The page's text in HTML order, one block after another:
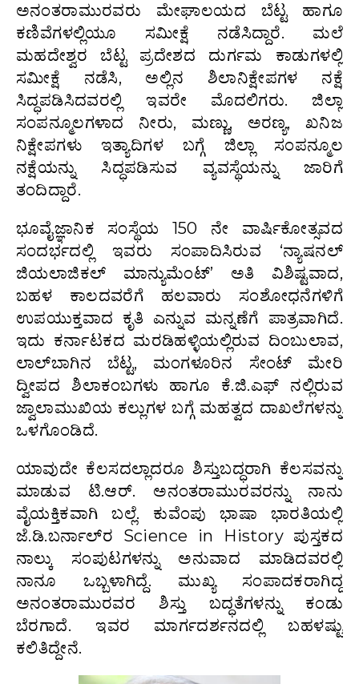
ಅನಂತರಾಮುರವರು ಮೇಘಾಲಯದ ಬೆಟ್ಟ ಹಾಗೂ
ಕಣಿವೆಗಳಲ್ಲಿಯೂ ಸಮೀಕ್ಷೆ ನಡೆಸಿದ್ದಾರೆ. ಮಲೆ
ಮಹದೇಶ್ವರ ಬೆಟ್ಟ ಪ್ರದೇಶದ ದುರ್ಗಮ ಕಾಡುಗಳಲ್ಲಿ
ಸಮೀಕ್ಷೆ ನಡೆಸಿ, ಅಲ್ಲಿನ ಶಿಲಾನಿಕ್ಷೇಪಗಳ ನಕ್ಷೆ
ಸಿದ್ಧಪಡಿಸಿದವರಲ್ಲಿ ಇವರೇ ಮೊದಲಿಗರು. ಜಿಲ್ಲಾ
ಸಂಪನ್ಮೂಲಗಳಾದ ನೀರು, ಮಣ್ಣು, ಅರಣ್ಯ, ಖನಿಜ
ನಿಕ್ಷೇಪಗಳು ಇತ್ಯಾದಿಗಳ ಬಗ್ಗೆ ಜಿಲ್ಲಾ ಸಂಪನ್ಮೂಲ
ನಕ್ಷೆಯನ್ನು ಸಿದ್ಧಪಡಿಸುವ ವ್ಯವಸ್ಥೆಯನ್ನು ಜಾರಿಗೆ
ತಂದಿದ್ದಾರೆ.
ಭೂವೈಜ್ಞಾನಿಕ ಸಂಸ್ಥೆಯ 150 ನೇ ವಾರ್ಷಿಕೋತ್ಸವದ
ಸಂದರ್ಭದಲ್ಲಿ ಇವರು ಸಂಪಾದಿಸಿರುವ ‘ನ್ಯಾಷನಲ್‍
ಜಿಯಲಾಜಿಕಲ್‍ ಮಾನ್ಯುಮೆಂಟ್‍’ ಅತಿ ವಿಶಿಷ್ಟವಾದ,
ಬಹಳ ಕಾಲದವರೆಗೆ ಹಲವಾರು ಸಂಶೋಧನೆಗಳಿಗೆ
ಉಪಯುಕ್ತವಾದ ಕೃತಿ ಎನ್ನುವ ಮನ್ನಣೆಗೆ ಪಾತ್ರವಾಗಿದೆ.
ಇದು ಕರ್ನಾಟಕದ ಮರಡಿಹಳ್ಳಿಯಲ್ಲಿರುವ ದಿಂಬುಲಾವ,
ಲಾಲ್‍ಬಾಗಿನ ಬೆಟ್ಟ, ಮಂಗಳೂರಿನ ಸೇಂಟ್‍ ಮೇರಿ
ದ್ವೀಪದ ಶಿಲಾಕಂಬಗಳು ಹಾಗೂ ಕೆ.ಜಿ.ಎಫ್‍ ನಲ್ಲಿರುವ
ಜ್ವಾಲಾಮುಖಿಯ ಕಲ್ಲುಗಳ ಬಗ್ಗೆ ಮಹತ್ವದ ದಾಖಲೆಗಳನ್ನು
ಒಳಗೊಂಡಿದೆ.
ಯಾವುದೇ ಕೆಲಸದಲ್ಲಾದರೂ ಶಿಸ್ತುಬದ್ಧರಾಗಿ ಕೆಲಸವನ್ನು
ಮಾಡುವ ಟಿ.ಆರ್. ಅನಂತರಾಮುರವರನ್ನು ನಾನು
ವೈಯಕ್ತಿಕವಾಗಿ ಬಲ್ಲೆ. ಕುವೆಂಪು ಭಾಷಾ ಭಾರತಿಯಲ್ಲಿ
ಜೆ.ಡಿ.ಬರ್ನಾಲ್‍ರ Science in History ಪುಸ್ತಕದ
ನಾಲ್ಕು ಸಂಪುಟಗಳನ್ನು ಅನುವಾದ ಮಾಡಿದವರಲ್ಲಿ
ನಾನೂ ಒಬ್ಬಳಾಗಿದ್ದೆ. ಮುಖ್ಯ ಸಂಪಾದಕರಾಗಿದ್ದ
ಅನಂತರಾಮುರವರ ಶಿಸ್ತು ಬದ್ಧತೆಗಳನ್ನು ಕಂಡು
ಬೆರಗಾದೆ. ಇವರ ಮಾರ್ಗದರ್ಶನದಲ್ಲಿ ಬಹಳಷ್ಟು
ಕಲಿತಿದ್ದೇನೆ.